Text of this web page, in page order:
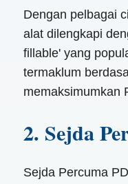
Dengan pelbagai
alat dilengkapi
fillable' yang
termaklum
memaksimumkan
2. Sejda
Sejda Percuma